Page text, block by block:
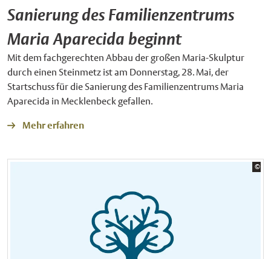
Sanierung des Familienzentrums
Maria Aparecida beginnt
Mit dem fachgerechten Abbau der großen Maria-Skulptur
durch einen Steinmetz ist am Donnerstag, 28. Mai, der
Startschuss für die Sanierung des Familienzentrums Maria
Aparecida in Mecklenbeck gefallen.
Mehr erfahren
©